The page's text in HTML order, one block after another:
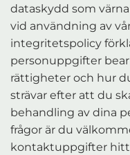
dataskydd som
vid användning av
integritetspolicy
personuppgifter
rättigheter och hur
strävar efter att du
behandling av dina
frågor är du
kontaktuppgifter